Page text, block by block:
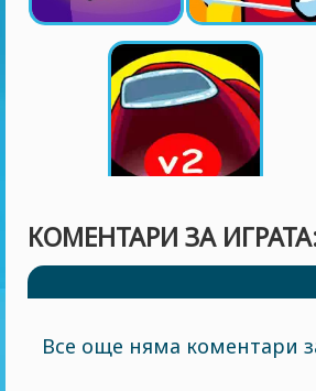
КОМЕНТАРИ ЗА
Все още няма коментари